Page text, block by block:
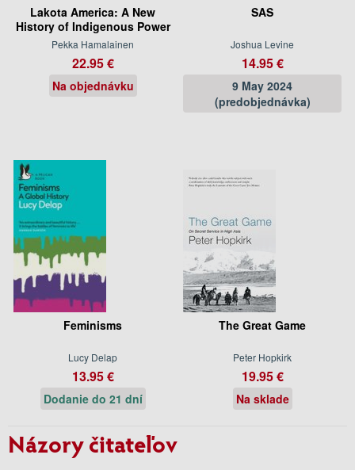
Lakota America: A New
History of Indigenous Power
Pekka Hamalainen
22.95 €
Na objednávku
SAS
Joshua Levine
14.95 €
9 May 2024
(predobjednávka)
Feminisms
Lucy Delap
13.95 €
Dodanie do 21 dní
The Great Game
Peter Hopkirk
19.95 €
Na sklade
Názory čitateľov